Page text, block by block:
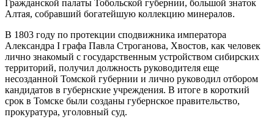
Гражданской палаты Тобольской губернии, большой знаток
Алтая, собравший богатейшую коллекцию минералов.
В 1803 году по протекции сподвижника императора
Александра I графа Павла Строганова, Хвостов, как человек
лично знакомый с государственным устройством сибирских
территорий, получил должность руководителя еще
несозданной Томской губернии и лично руководил отбором
кандидатов в губернские учреждения. В итоге в короткий
срок в Томске были созданы губернское правительство,
прокуратура, уголовный суд.